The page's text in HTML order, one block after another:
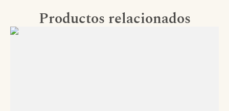
Productos relacionados